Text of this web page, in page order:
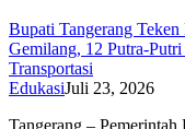
Bupati Tangerang
Gemilang, 12 Putra-
Transportasi
EdukasiJuli 23, 2026
Tangerang – Pemerintah